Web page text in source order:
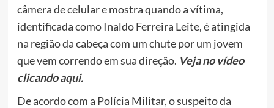
câmera de celular e mostra quando a vítima,
identificada como Inaldo Ferreira Leite, é atingida
na região da cabeça com um chute por um jovem
que vem correndo em sua direção. Veja no vídeo
clicandoaqui.
De acordo com a Polícia Militar, o suspeito da